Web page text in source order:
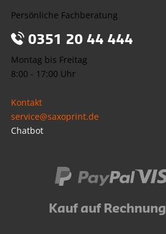
Persönliche Fachberatung
0351 20 44 444
Montag bis Freitag
8:00 - 17:00 Uhr
Kontakt
service@saxoprint.de
Chatbot
Kauf auf Rechnung